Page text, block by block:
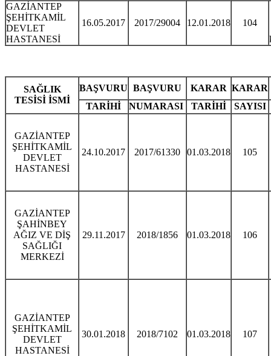
GAZİANTEP
ŞEHİTKAMİL
DEVLET
HASTANESİ
16.05.2017 2017/29004 12.01.2018
104
SAĞLIK
TESİSİ İSMİ
BAŞVURU BAŞVURU KARAR KARAR
TARİHİ
NUMARASI TARİHİ SAYISI
GAZİANTEP
ŞEHİTKAMİL
DEVLET
HASTANESİ
24.10.2017 2017/61330 01.03.2018 105
GAZİANTEP
ŞAHİNBEY
AĞIZ VE DİŞ
SAĞLIĞI
MERKEZİ
29.11.2017 2018/1856 01.03.2018 106
GAZİANTEP
ŞEHİTKAMİL
DEVLET
HASTANESİ
30.01.2018 2018/7102 01.03.2018 107